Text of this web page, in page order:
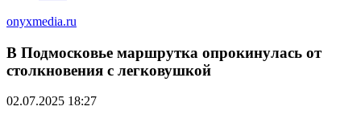
onyxmedia.ru
В Подмосковье маршрутка опрокинулась от
столкновения с легковушкой
02.07.2025 18:27